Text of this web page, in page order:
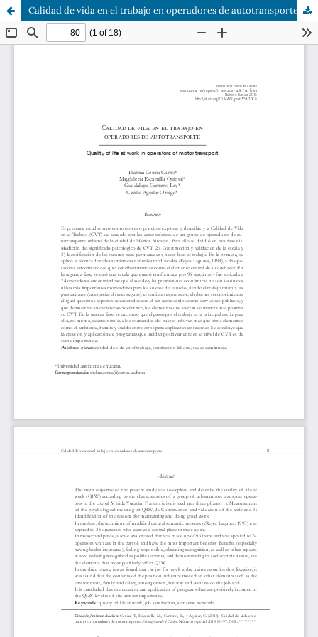
Calidad de vida en el trabajo en operadores de autotransporte